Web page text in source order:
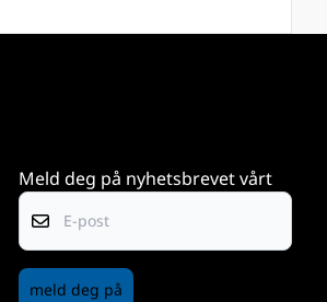
Meld deg på nyhetsbrevet vårt
E-post
meld deg på